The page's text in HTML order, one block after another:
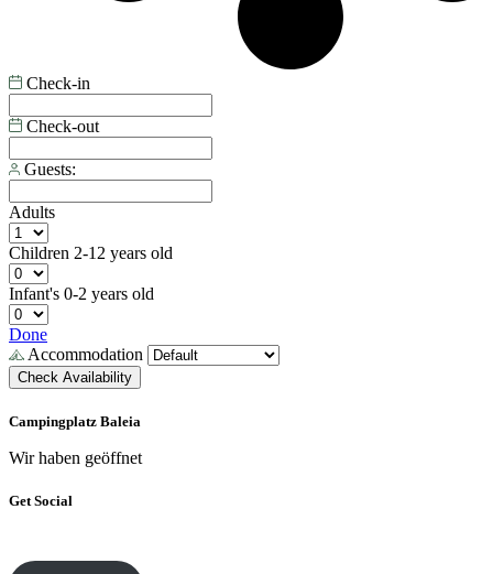
Check-in
Check-out
Guests:
Adults
Children 2-12 years old
Infant's 0-2 years old
Done
Accommodation
Check Availability
Campingplatz Baleia
Wir haben geöffnet
Get Social